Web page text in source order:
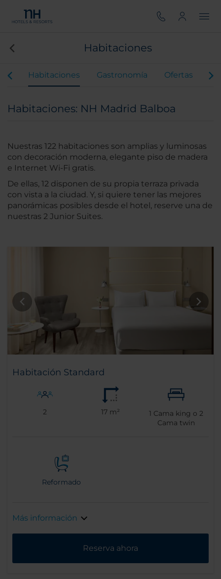
Habitaciones
Habitaciones Gastronomía Ofertas
Habitaciones: NH Madrid Balboa
Nuestras 122 habitaciones son amplias y luminosas
con decoración moderna, elegante piso de madera
e Internet Wi-Fi gratis.
De ellas, 12 disponen de su propia terraza privada
con vista a la ciudad. Y, si quiere tener las mejores
panorámicas posibles desde el hotel, reserve una de
nuestras 2 Junior Suites.
Habitación Standard
2 17 m² 1 Cama king o 2
Cama twin
Reformado
Más información
Reserva ahora